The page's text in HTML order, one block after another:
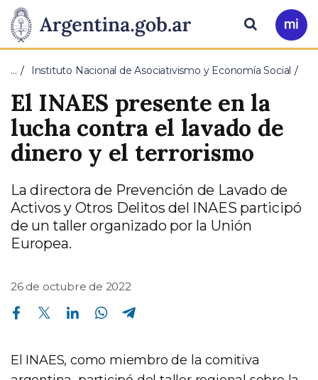
Presidencia
de
la
Nación
Pasar al contenido principal
Ir
a
Buscar
… Instituto Nacional de Asociativismo y Economía Social
El INAES presente en la
lucha contra el lavado de
dinero y el terrorismo
La directora de Prevención de Lavado de
Activos y Otros Delitos del INAES participó
de un taller organizado por la Unión
Europea.
26 de octubre de 2022
Compartir en Facebook Compartir en Twitter Compartir en Linkedin Compartir en Whatsapp
El INAES, como miembro de la comitiva